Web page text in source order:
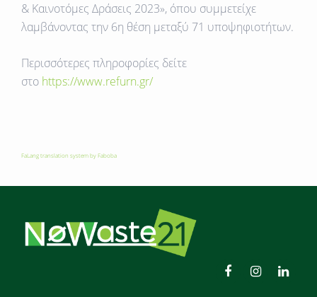
& Καινοτόμες Δράσεις 2023», όπου συμμετείχε
λαμβάνοντας την 6η θέση μεταξύ 71 υποψηφιοτήτων.
Περισσότερες πληροφορίες δείτε
στο https://www.refurn.gr/
FaLang translation system by Faboba